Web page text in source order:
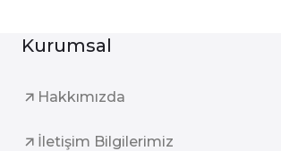
Kurumsal
Hakkımızda
İletişim Bilgilerimiz